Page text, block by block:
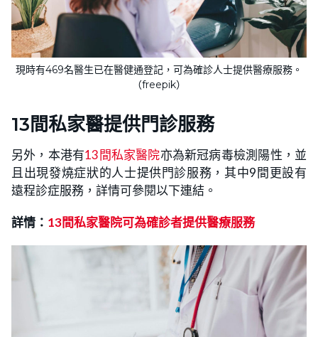
現時有469名醫生已在醫健通登記，可為確診人士提供醫療服務。
（freepik）
13間私家醫提供門診服務
另外，本港有13間私家醫院亦為新冠病毒檢測陽性，並
且出現發燒症狀的人士提供門診服務，其中9間更設有
遠程診症服務，詳情可參閱以下連結。
詳情： 13間私家醫院可為確診者提供醫療服務